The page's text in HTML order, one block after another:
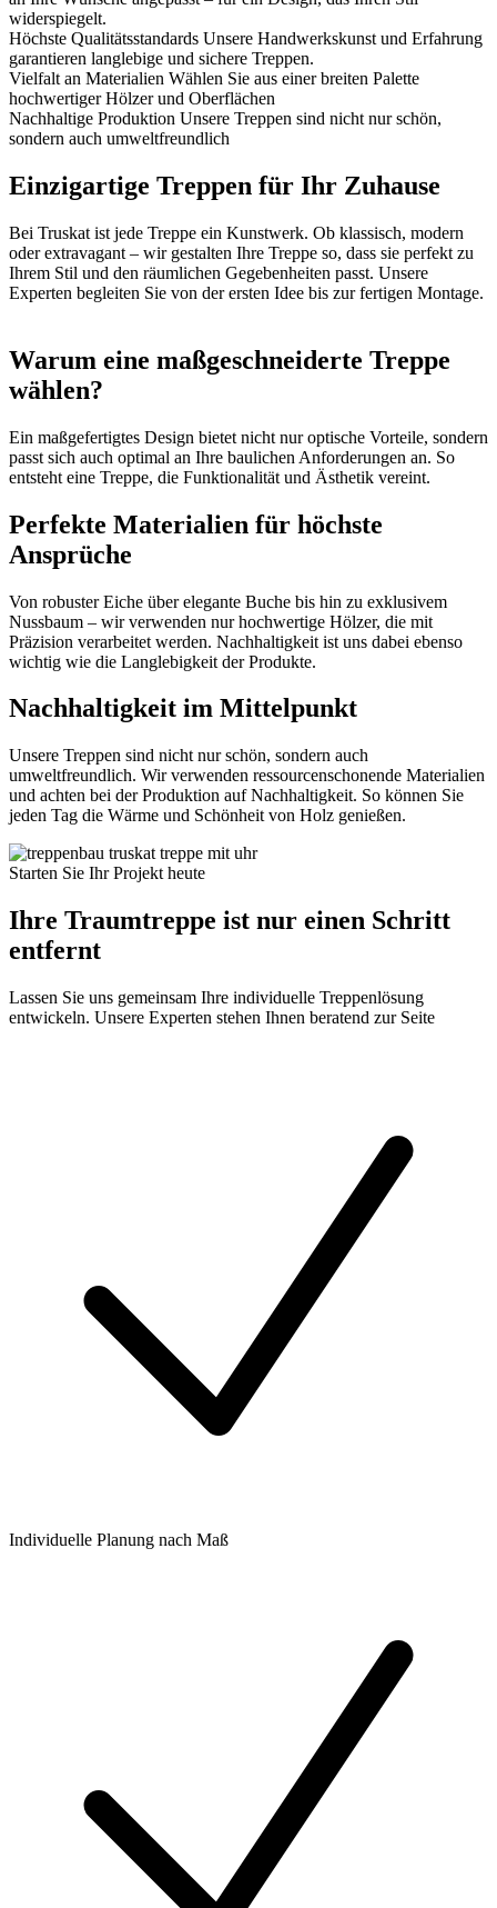
widerspiegelt.
Höchste Qualitätsstandards Unsere Handwerkskunst und Erfahrung
garantieren langlebige und sichere Treppen.
Vielfalt an Materialien Wählen Sie aus einer breiten Palette
hochwertiger Hölzer und Oberflächen
Nachhaltige Produktion Unsere Treppen sind nicht nur schön,
sondern auch umweltfreundlich
Einzigartige Treppen für Ihr Zuhause
Bei Truskat ist jede Treppe ein Kunstwerk. Ob klassisch, modern
oder extravagant – wir gestalten Ihre Treppe so, dass sie perfekt zu
Ihrem Stil und den räumlichen Gegebenheiten passt. Unsere
Experten begleiten Sie von der ersten Idee bis zur fertigen Montage.
Warum eine maßgeschneiderte Treppe
wählen?
Ein maßgefertigtes Design bietet nicht nur optische Vorteile, sondern
passt sich auch optimal an Ihre baulichen Anforderungen an. So
entsteht eine Treppe, die Funktionalität und Ästhetik vereint.
Perfekte Materialien für höchste
Ansprüche
Von robuster Eiche über elegante Buche bis hin zu exklusivem
Nussbaum – wir verwenden nur hochwertige Hölzer, die mit
Präzision verarbeitet werden. Nachhaltigkeit ist uns dabei ebenso
wichtig wie die Langlebigkeit der Produkte.
Nachhaltigkeit im Mittelpunkt
Unsere Treppen sind nicht nur schön, sondern auch
umweltfreundlich. Wir verwenden ressourcenschonende Materialien
und achten bei der Produktion auf Nachhaltigkeit. So können Sie
jeden Tag die Wärme und Schönheit von Holz genießen.
Starten Sie Ihr Projekt heute
Ihre Traumtreppe ist nur einen Schritt
entfernt
Lassen Sie uns gemeinsam Ihre individuelle Treppenlösung
entwickeln. Unsere Experten stehen Ihnen beratend zur Seite
Individuelle Planung nach Maß